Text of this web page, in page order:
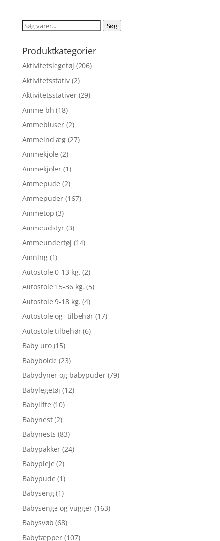
var:
kr. 670,00.
er:
kr. 536,00.
Søg
Søg
Produktkategorier
Aktivitetslegetøj (206)
Aktivitetsstativ (2)
Aktivitetsstativer (29)
Amme bh (18)
Ammebluser (2)
Ammeindlæg (27)
Ammekjole (2)
Ammekjoler (1)
Ammepude (2)
Ammepuder (167)
Ammetop (3)
Ammeudstyr (3)
Ammeundertøj (14)
Amning (1)
Autostole 0-13 kg. (2)
Autostole 15-36 kg. (5)
Autostole 9-18 kg. (4)
Autostole og -tilbehør (17)
Autostole tilbehør (6)
Baby uro (15)
Babybolde (23)
Babydyner og babypuder (79)
Babylegetøj (12)
Babylifte (10)
Babynest (2)
Babynests (83)
Babypakker (24)
Babypleje (2)
Babypude (1)
Babyseng (1)
Babysenge og vugger (163)
Babysvøb (68)
Babytæpper (107)